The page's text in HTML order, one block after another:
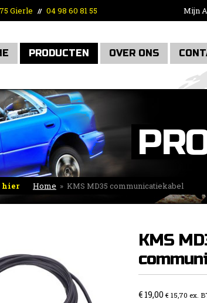
Gierle // 04 98 60 81 55 Mijn
PRODUCTEN OVER ONS
hier Home » KMS MD35 communicatiekabel
KMS
€19,00 € 15,70 ex.